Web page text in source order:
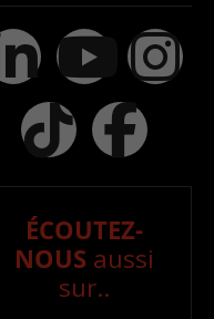
ÉCOUTEZ-
NOUS aussi
sur..